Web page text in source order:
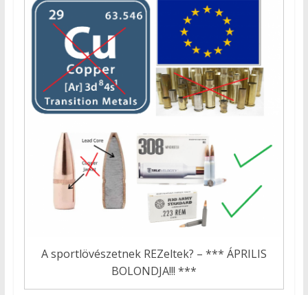
A sportlövészetnek REZeltek? – *** ÁPRILIS
BOLONDJA!!! ***